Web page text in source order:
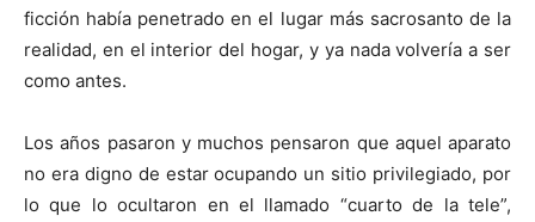
ficción había penetrado en el lugar más sacrosanto de la
realidad, en el interior del hogar, y ya nada volvería a ser
como antes.
Los años pasaron y muchos pensaron que aquel aparato
no era digno de estar ocupando un sitio privilegiado, por
lo que lo ocultaron en el llamado “cuarto de la tele”,